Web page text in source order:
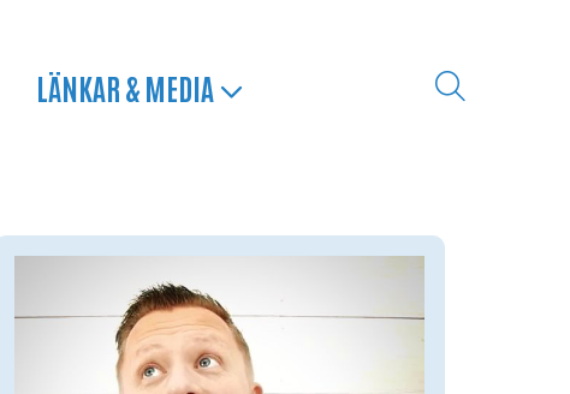
LÄNKAR & MEDIA